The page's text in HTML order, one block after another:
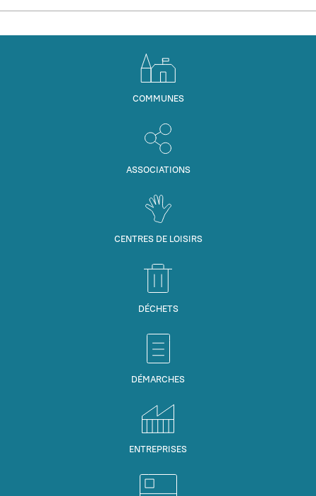
COMMUNES
ASSOCIATIONS
CENTRES DE LOISIRS
DÉCHETS
DÉMARCHES
ENTREPRISES